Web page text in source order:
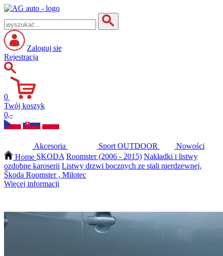
Zaloguj sie
Rejestracja
0
Twój koszyk
0,-
Akcesoria Sport OUTDOOR
Nowości
Home SKODA Roomster (2006 - 2015) Nakładki i listwy
ozdobne karoserii Listwy drzwi bocznych ze stali nierdzewnej,
Škoda Roomster , Milotec
Więcej informacji